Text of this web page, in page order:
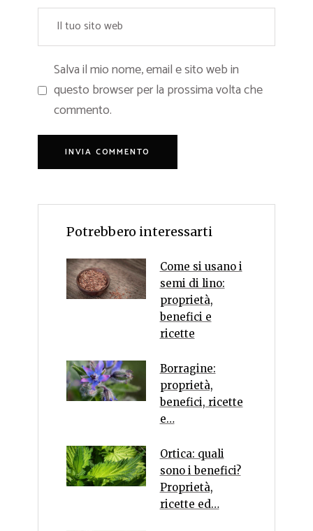
Salva il mio nome, email e sito web in
questo browser per la prossima volta che
commento.
Potrebbero interessarti
Come si usano i
semi di lino:
proprietà,
benefici e
ricette
Borragine:
proprietà,
benefici, ricette
e…
Ortica: quali
sono i benefici?
Proprietà,
ricette ed…